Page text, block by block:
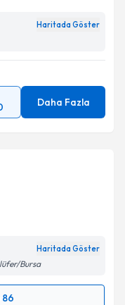
Haritada Göster
Daha Fazla
Haritada Göster
Bursa
86